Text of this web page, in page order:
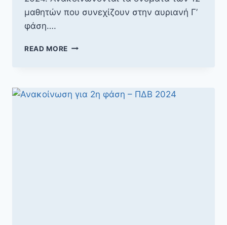
μαθητών που συνεχίζουν στην αυριανή Γ’
φάση….
READ MORE ΕΠΙΤΥΧΌΝΤΕΣ